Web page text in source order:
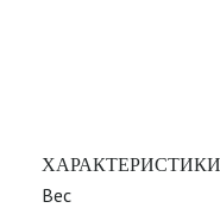
ХАРАКТЕРИСТИКИ
Вес